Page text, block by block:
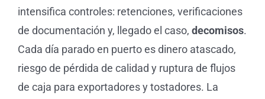
intensifica controles: retenciones, verificaciones
de documentación y, llegado el caso, decomisos.
Cada día parado en puerto es dinero atascado,
riesgo de pérdida de calidad y ruptura de flujos
de caja para exportadores y tostadores. La